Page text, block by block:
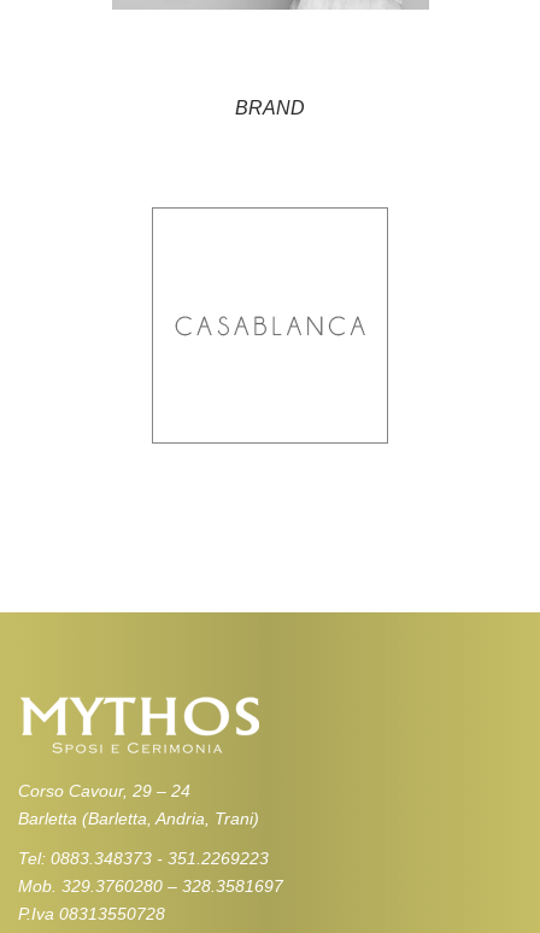
BRAND
Corso Cavour, 29 – 24
Barletta (Barletta, Andria, Trani)
Tel: 0883.348373 - 351.2269223
Mob. 329.3760280 – 328.3581697
P.Iva 08313550728